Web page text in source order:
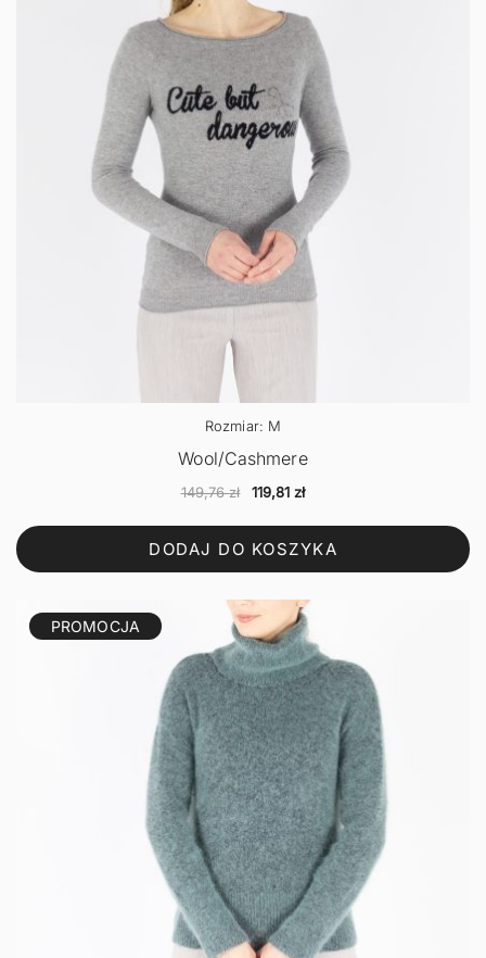
Rozmiar: M
Wool/Cashmere
149,76zł
Pierwotna
wynosiła:
149,76 zł.
119,81 złAktualna
wynosi:
119,81 zł.
DODAJ DO KOSZYKA
PROMOCJA